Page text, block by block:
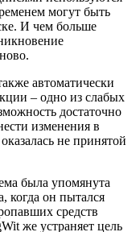
могут быть
И чем больше
автоматически
– одно из слабых
достаточно
изменения в
не принятой
была упомянута
когда он пытался
средств
же устраняет цель